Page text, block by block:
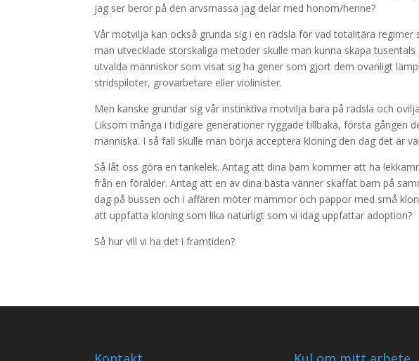
jag ser beror på den arvsmassa jag delar med honom/henne?
Vår motvilja kan också grunda sig i en rädsla för vad totalitära regimer
man utvecklade storskaliga metoder skulle man kunna skapa
utvalda människor som visat sig ha gener som gjort dem ovanligt
stridspiloter, grovarbetare eller violinister.
Men kanske grundar sig vår instinktiva motvilja bara på rädsla och
Liksom många i tidigare generationer ryggade tillbaka, första gången
människa. I så fall skulle man börja acceptera kloning den dag det är
Så låt oss göra en tankelek. Antag att dina barn kommer att ha
från en förälder. Antag att en av dina bästa vänner skaffat barn på
dag på bussen och i affären möter mammor och pappor med små
att uppfatta kloning som lika naturligt som vi idag uppfattar adoption?
Så hur vill vi ha det i framtiden?